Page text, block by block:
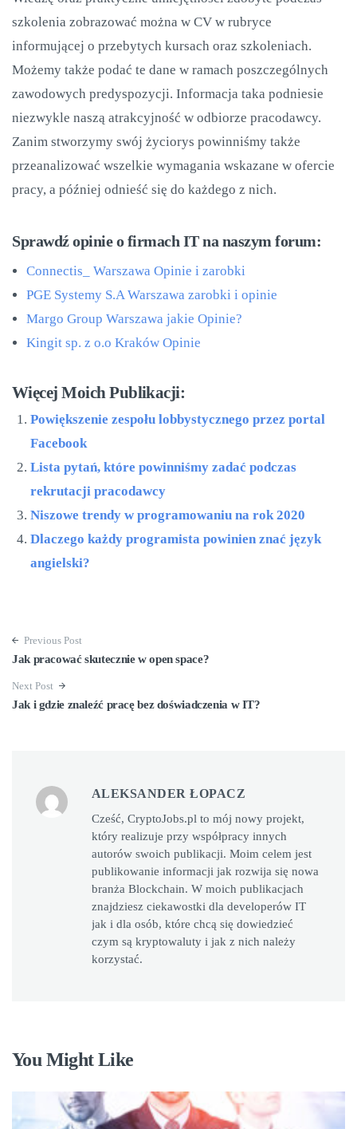
szkolenia zobrazować można w CV w rubryce
informującej o przebytych kursach oraz szkoleniach.
Możemy także podać te dane w ramach poszczególnych
zawodowych predyspozycji. Informacja taka podniesie
niezwykle naszą atrakcyjność w odbiorze pracodawcy.
Zanim stworzymy swój życiorys powinniśmy także
przeanalizować wszelkie wymagania wskazane w ofercie
pracy, a później odnieść się do każdego z nich.
Sprawdź opinie o firmach IT na naszym forum:
Connectis_ Warszawa Opinie i zarobki
PGE Systemy S.A Warszawa zarobki i opinie
Margo Group Warszawa jakie Opinie?
Kingit sp. z o.o Kraków Opinie
Więcej Moich Publikacji:
Powiększenie zespołu lobbystycznego przez portal
Facebook
Lista pytań, które powinniśmy zadać podczas
rekrutacji pracodawcy
Niszowe trendy w programowaniu na rok 2020
Dlaczego każdy programista powinien znać język
angielski?
Previous Post
Jak pracować skutecznie w open space?
Next Post
Jak i gdzie znaleźć pracę bez doświadczenia w IT?
ALEKSANDER ŁOPACZ
Cześć, CryptoJobs.pl to mój nowy projekt,
który realizuje przy współpracy innych
autorów swoich publikacji. Moim celem jest
publikowanie informacji jak rozwija się nowa
branża Blockchain. W moich publikacjach
znajdziesz ciekawostki dla developerów IT
jak i dla osób, które chcą się dowiedzieć
czym są kryptowaluty i jak z nich należy
korzystać.
You Might Like